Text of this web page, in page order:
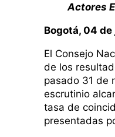
Actores
Bogotá, 04
El Consejo
de los
pasado 31 de
escrutinio
tasa de
presentadas